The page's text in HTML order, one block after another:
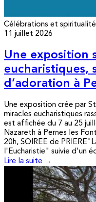
Célébrations et spiritualité
11 juillet 2026
Une exposition
eucharistiques,
d’adoration à
Une exposition crée par
miracles eucharistiques
est affichée du 7 au 25
Nazareth à Pernes les
20h, SOIREE de
l'Eucharistie" suivie d'un
Lire la suite →